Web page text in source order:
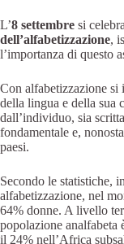
L’8 settembre si
dell’alfabetizzazione,
l’importanza di questo
Con alfabetizzazione si
della lingua e della sua
dall’individuo, sia
fondamentale e,
paesi.
Secondo le statistiche,
alfabetizzazione, nel
64% donne. A livello
popolazione analfabeta
il 24% nell’Africa